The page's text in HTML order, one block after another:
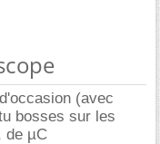
(avec
bosses sur les
de µC